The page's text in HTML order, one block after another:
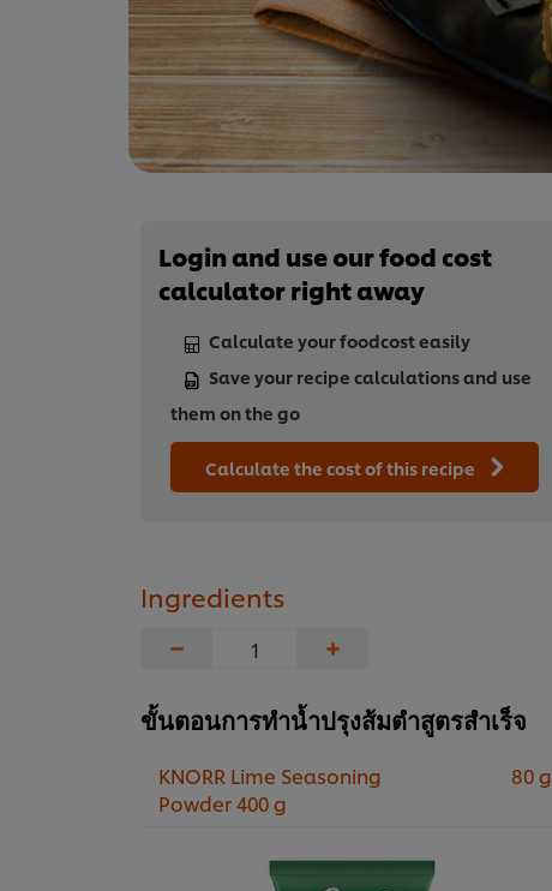
Login and use our food cost
calculator right away
Calculate your foodcost easily
Save your recipe calculations and use
them on the go
Calculate the cost of this recipe
Ingredients
−
+
ขั้นตอนการทำน้ำปรุงส้มตำสูตรสำเร็จ
KNORR Lime Seasoning
Powder 400 g
80 g